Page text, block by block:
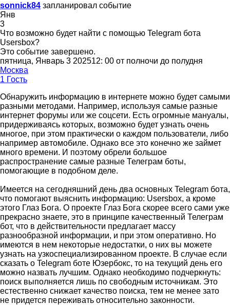
sonnick84 запланировал событие
Янв
3
Что возможно будет найти с помощью Telegram бота
Usersbox?
Это событие завершено.
пятница, Январь 3 202512: 00 от полночи до полудня
Москва
1 Гость
Обнаружить информацию в интернете можно будет самыми
разными методами. Например, используя самые разные
интернет форумы или же соцсети. Есть огромные мануалы,
придерживаясь которых, возможно будет узнать очень
многое, при этом практически о каждом пользователи, либо
например автомобиле. Однако все это конечно же займет
много времени. И поэтому обрели большое
распространение самые разные Телеграм боты,
помогающие в подобном деле.
Имеется на сегодняшний день два основных Telegram бота,
что помогают выяснить информацию: Usersbox, а кроме
этого Глаз Бога. О проекте Глаз Бога скорее всего сами уже
прекрасно знаете, это в принципе качественный Телеграм
бот, что в действительности предлагает массу
разнообразной информации, и при этом оперативно. Но
имеются в нем некоторые недостатки, о них вы можете
узнать на узкоспециализированном проекте. В случае если
сказать о Telegram боте Юзербокс, то на текущий день его
можно назвать лучшим. Однако необходимо подчеркнуть:
поиск выполняется лишь по свободным источникам. Это
естественно снижает качество поиска, тем не менее зато
не придется переживать относительно законности.